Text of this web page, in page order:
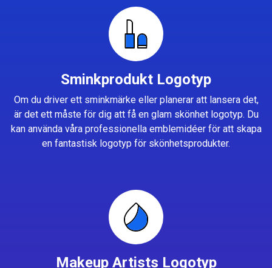
Sminkprodukt Logotyp
Om du driver ett sminkmärke eller planerar att lansera det,
är det ett måste för dig att få en glam skönhet logotyp. Du
kan använda våra professionella emblemidéer för att skapa
en fantastisk logotyp för skönhetsprodukter.
Makeup Artists Logotyp